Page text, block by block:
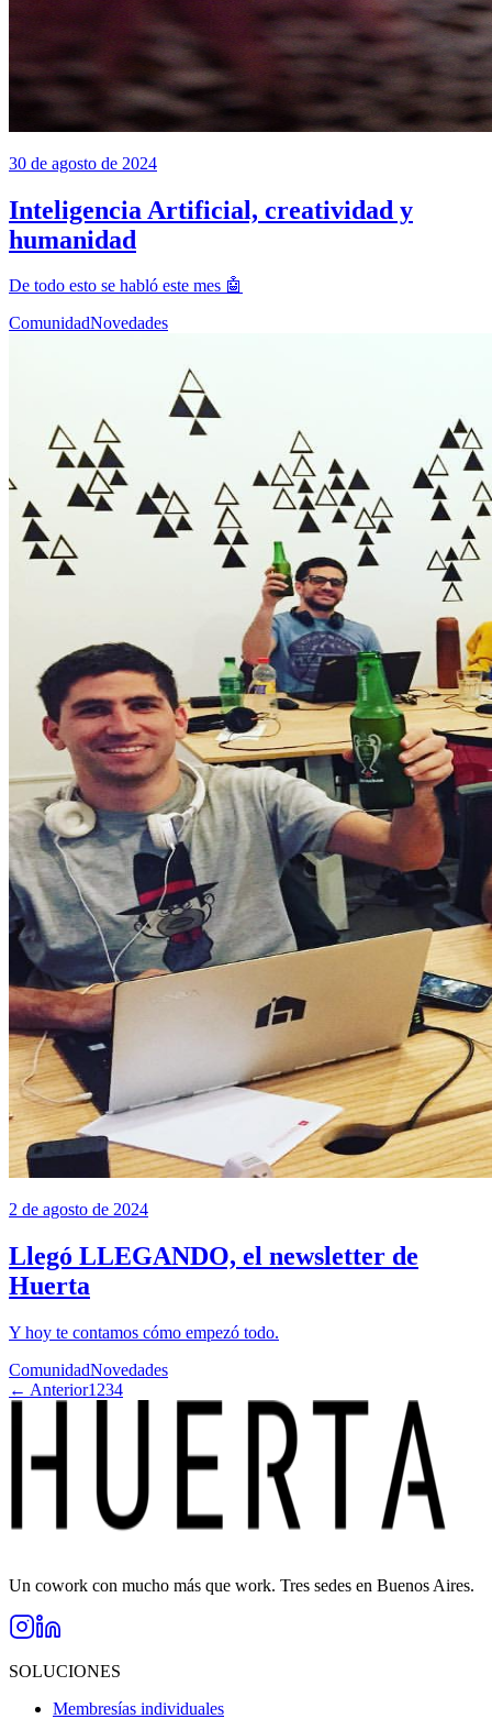
30 de agosto de 2024
Inteligencia Artificial, creatividad y
humanidad
De todo esto se habló este mes 🤖
ComunidadNovedades
2 de agosto de 2024
Llegó LLEGANDO, el newsletter de
Huerta
Y hoy te contamos cómo empezó todo.
ComunidadNovedades
← Anterior1 234
Un cowork con mucho más que work. Tres sedes en Buenos Aires.
SOLUCIONES
Membresías individuales